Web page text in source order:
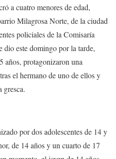
a cuatro menores de edad,
Milagrosa Norte, de la ciudad
policiales de la Comisaría
dio este domingo por la tarde,
años, protagonizaron una
el hermano de uno de ellos y
gresca.
por dos adolescentes de 14 y
de 14 años y un cuarto de 17